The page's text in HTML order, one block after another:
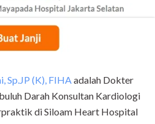
Sp.JP (K), FIHA adalah Dokter
Darah Konsultan Kardiologi
di Siloam Heart Hospital